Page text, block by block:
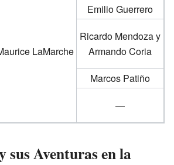
LaMarche
Emilio Guerrero
Ricardo Mendoza y
Armando Coria
Marcos Patiño
—
sus Aventuras en la